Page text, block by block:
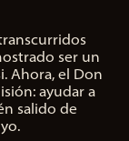
ser un
Ahora, el Don
ayudar a
salido de